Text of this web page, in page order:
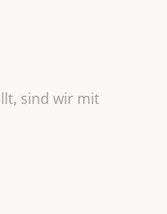
sind wir mit